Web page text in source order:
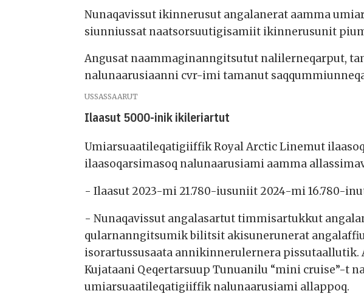
Nunaqavissut ikinnerusut angalanerat aamma
siunniussat naatsorsuutigisamiit ikinnerusunit
Angusat naammaginanngitsutut nalilerneqarput,
nalunaarusiaanni cvr-imi tamanut
USSASSAARUT
Ilaasut 5000-inik ikileriartut
Umiarsuaatileqatigiiffik Royal Arctic Linemut
ilaasoqarsimasoq nalunaarusiami aamma
- Ilaasut 2023-mi 21.780-iusuniit 2024-mi 16.780-
- Nunaqavissut angalasartut timmisartukkut
qularnanngitsumik bilitsit akisunerunerat
isorartussusaata annikinnerulernera
Kujataani Qeqertarsuup Tunuanilu “mini cruise”-t
umiarsuaatileqatigiiffik nalunaarusiami allappoq.